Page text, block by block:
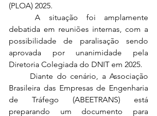
(PLOA) 2025.
	A situação foi amplamente
debatida em reuniões internas, com a
possibilidade de paralisação sendo
aprovada por unanimidade pela
Diretoria Colegiada do DNIT em 2025.
Brasileira das Empresas de Engenharia
de Tráfego (ABEETRANS) está
preparando um documento para